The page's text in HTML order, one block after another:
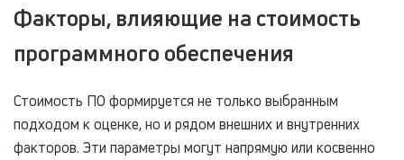
Факторы, влияющие на стоимость
программного обеспечения
Стоимость ПО формируется не только выбранным
подходом к оценке, но и рядом внешних и внутренних
факторов. Эти параметры могут напрямую или косвенно